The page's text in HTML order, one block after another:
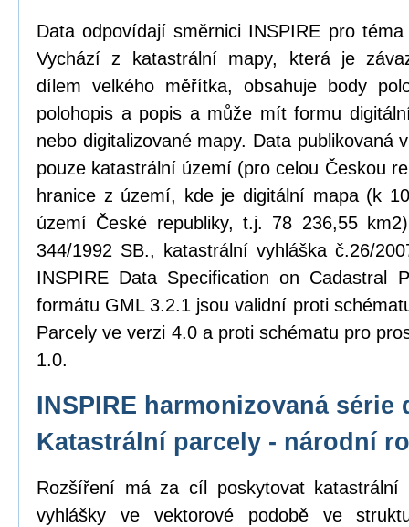
Data odpovídají směrnici INSPIRE pro
Vychází z katastrální mapy, která je
dílem velkého měřítka, obsahuje body
polohopis a popis a může mít formu
nebo digitalizované mapy. Data publikovaná
pouze katastrální území (pro celou Českou
hranice z území, kde je digitální mapa (k
území České republiky, t.j. 78 236,55
344/1992 SB., katastrální vyhláška č.26/
INSPIRE Data Specification on Cadastral
formátu GML 3.2.1 jsou validní proti
Parcely ve verzi 4.0 a proti schématu pro
1.0.
INSPIRE harmonizovaná série
Katastrální parcely - národní
Rozšíření má za cíl poskytovat katastrální
vyhlášky ve vektorové podobě ve